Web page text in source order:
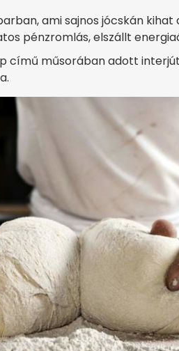
ami sajnos jócskán kihat
pénzromlás, elszállt
című műsorában adott